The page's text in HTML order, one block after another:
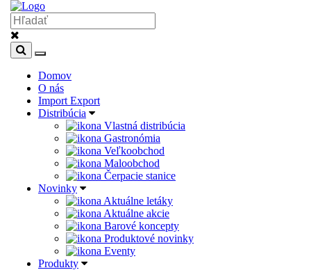
Domov
O nás
Import Export
Distribúcia
Vlastná distribúcia
Gastronómia
Veľkoobchod
Maloobchod
Čerpacie stanice
Novinky
Aktuálne letáky
Aktuálne akcie
Barové koncepty
Produktové novinky
Eventy
Produkty